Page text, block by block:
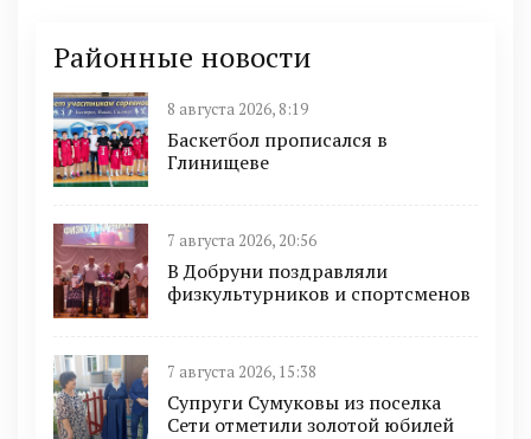
Районные новости
8 августа 2026, 8:19
Баскетбол прописался в
Глинищеве
7 августа 2026, 20:56
В Добруни поздравляли
физкультурников и спортсменов
7 августа 2026, 15:38
Супруги Сумуковы из поселка
Сети отметили золотой юбилей